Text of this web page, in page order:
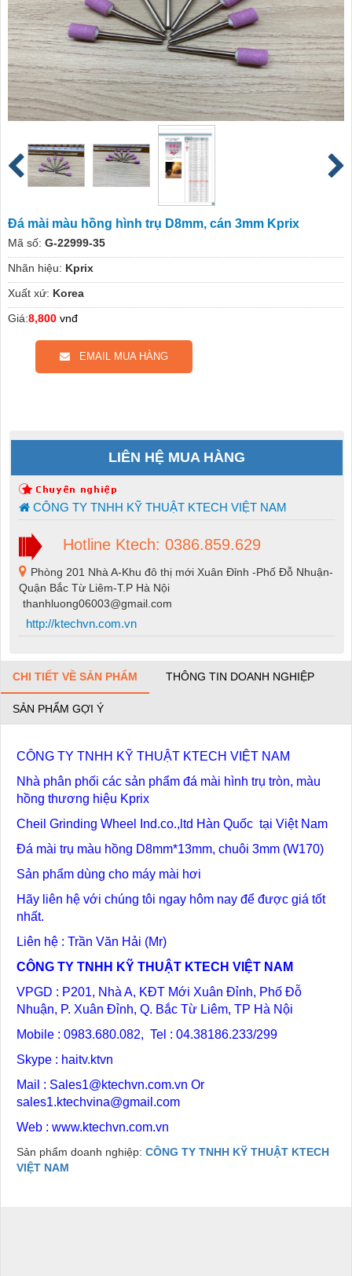
Đá mài màu hồng hình trụ D8mm, cán 3mm Kprix
Mã số: G-22999-35
Nhãn hiệu: Kprix
Xuất xứ: Korea
Giá:8,800 vnđ
EMAIL MUA HÀNG
LIÊN HỆ MUA HÀNG
CÔNG TY TNHH KỸ THUẬT KTECH VIỆT NAM
Hotline Ktech: 0386.859.629
Phòng 201 Nhà A-Khu đô thị mới Xuân Đỉnh -Phố Đỗ Nhuận-
Quận Bắc Từ Liêm-T.P Hà Nội
thanhluong06003@gmail.com
http://ktechvn.com.vn
CHI TIẾT VỀ SẢN PHẨM THÔNG TIN DOANH NGHIỆP
SẢN PHẨM GỢI Ý
CÔNG TY TNHH KỸ THUẬT KTECH VIỆT NAM
Nhà phân phối các sản phẩm đá mài hình trụ tròn, màu
hồng thương hiệu Kprix
Cheil Grinding Wheel Ind.co.,ltd Hàn Quốc tại Việt Nam
Đá mài trụ màu hồng D8mm*13mm, chuôi 3mm (W170)
Sản phẩm dùng cho máy mài hơi
Hãy liên hệ với chúng tôi ngay hôm nay để được giá tốt
nhất.
Liên hệ : Trần Văn Hải (Mr)
CÔNG TY TNHH KỸ THUẬT KTECH VIỆT NAM
VPGD : P201, Nhà A, KĐT Mới Xuân Đỉnh, Phố Đỗ
Nhuận, P. Xuân Đỉnh, Q. Bắc Từ Liêm, TP Hà Nội
Mobile : 0983.680.082, Tel : 04.38186.233/299
Skype : haitv.ktvn
Mail : Sales1@ktechvn.com.vn Or
sales1.ktechvina@gmail.com
Web : www.ktechvn.com.vn
Sản phẩm doanh nghiệp: CÔNG TY TNHH KỸ THUẬT KTECH
VIỆT NAM